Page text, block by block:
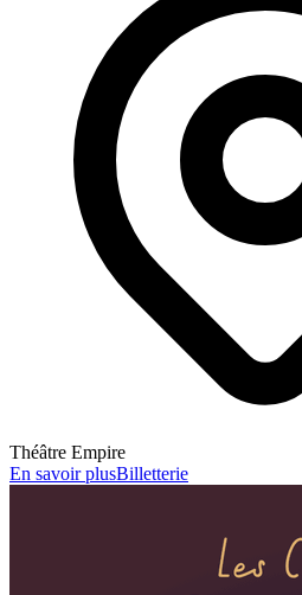
Théâtre Empire
En savoir plusBilletterie